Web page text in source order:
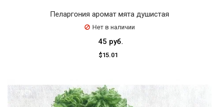
Пеларгония аромат мята душистая
Нет в наличии
45 руб.
$15.01